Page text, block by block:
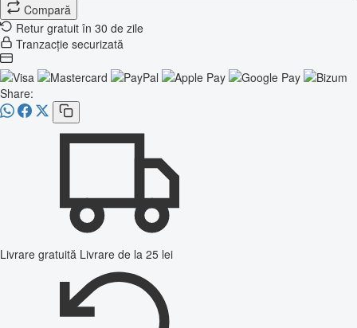
Compară
Retur gratuit în 30 de zile
Tranzacție securizată
Share:
Livrare gratuită Livrare de la 25 lei